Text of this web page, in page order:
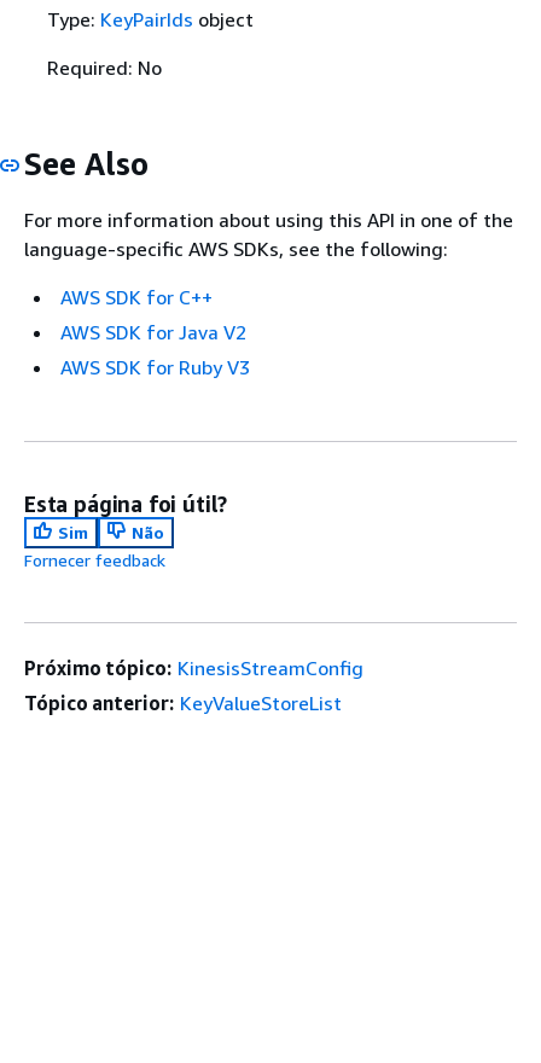
Type: KeyPairIds object
Required: No
See Also
For more information about using this API in one of the
language-specific AWS SDKs, see the following:
AWS SDK for C++
AWS SDK for Java V2
AWS SDK for Ruby V3
Esta página foi útil?
Sim
Não
Fornecer feedback
Próximo tópico: KinesisStreamConfig
Tópico anterior: KeyValueStoreList